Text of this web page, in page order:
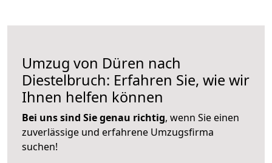
Umzug von Düren nach
Diestelbruch: Erfahren Sie, wie wir
Ihnen helfen können
Bei uns sind Sie genau richtig, wenn Sie einen
zuverlässige und erfahrene Umzugsfirma
suchen!